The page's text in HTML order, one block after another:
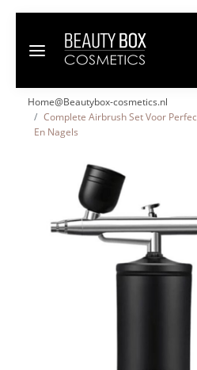
Home@Beautybox-cosmetics.nl
Complete Airbrush Set Voor
En Nagels